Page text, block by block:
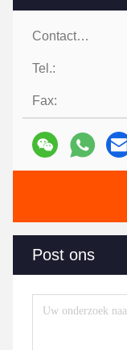
Contacten:
Tel.:
Fax:
Post ons